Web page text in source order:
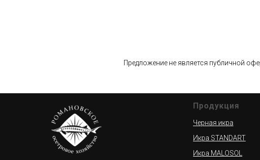
Предложение не является публичной
Продукция
Черная икра
Икра STANDART
Икра MALOSOL